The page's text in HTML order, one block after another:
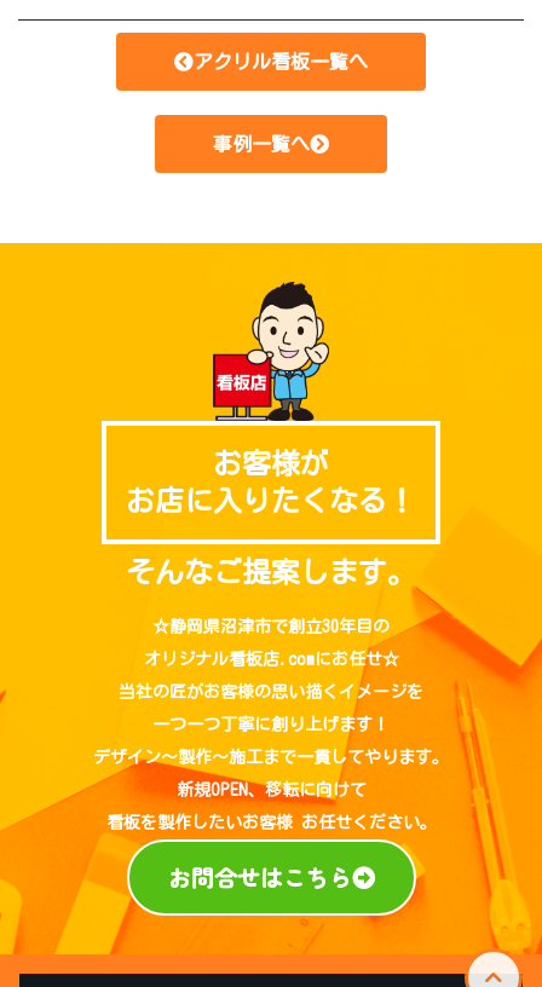
アクリル看板一覧へ
事例一覧へ
お客様が
お店に入りたくなる！
そんなご提案します。
☆静岡県沼津市で創立30年目の
オリジナル看板店.comにお任せ☆
当社の匠がお客様の思い描くイメージを
一つ一つ丁寧に創り上げます！
デザイン～製作～施工まで一貫してやります。
新規OPEN、移転に向けて
看板を製作したいお客様 お任せください。
お問合せはこちら